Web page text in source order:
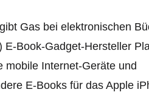
Gas bei elektronischen
Book-Gadget-Hersteller
mobile Internet-Geräte und
E-Books für das Apple